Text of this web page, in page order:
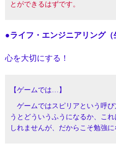
とができるはずです。
●ライフ・エンジニアリング（
心を大切にする！
【ゲームでは…】
ゲームではスピリアという呼
うとどういうふうになるか、こ
しれませんが、だからこそ勉強に